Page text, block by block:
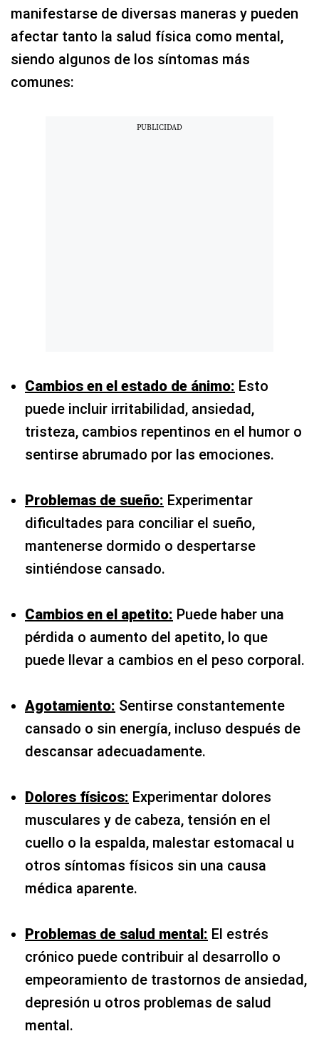
manifestarse de diversas maneras y pueden
afectar tanto la salud física como mental,
siendo algunos de los síntomas más
comunes:
Cambios en el estado de ánimo: Esto
puede incluir irritabilidad, ansiedad,
tristeza, cambios repentinos en el humor o
sentirse abrumado por las emociones.
Problemas de sueño: Experimentar
dificultades para conciliar el sueño,
mantenerse dormido o despertarse
sintiéndose cansado.
Cambios en el apetito: Puede haber una
pérdida o aumento del apetito, lo que
puede llevar a cambios en el peso corporal.
Agotamiento: Sentirse constantemente
cansado o sin energía, incluso después de
descansar adecuadamente.
Dolores físicos: Experimentar dolores
musculares y de cabeza, tensión en el
cuello o la espalda, malestar estomacal u
otros síntomas físicos sin una causa
médica aparente.
Problemas de salud mental: El estrés
crónico puede contribuir al desarrollo o
empeoramiento de trastornos de ansiedad,
depresión u otros problemas de salud
mental.